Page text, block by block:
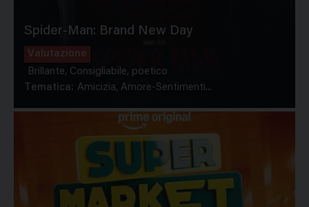
Spider-Man: Brand New Day
Valutazione
Brillante, Consigliabile, poetico
Tematica: Amicizia, Amore-Sentimenti...